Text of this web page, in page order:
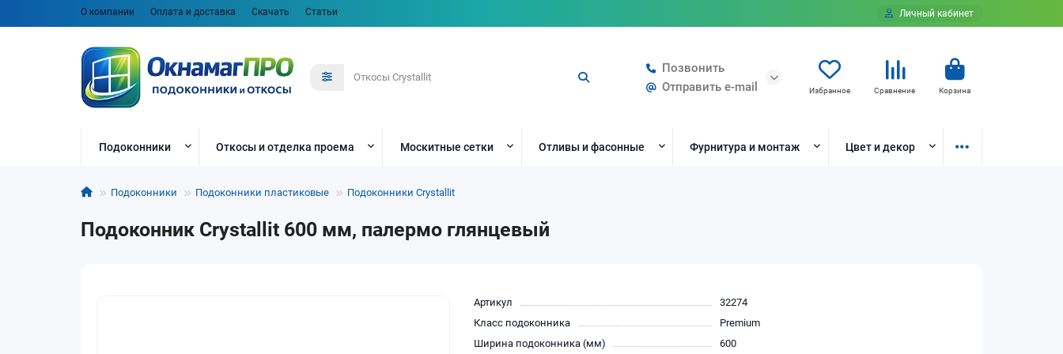
О компании Оплата и доставка Скачать Статьи Личный кабинет
Позвонить
Отправить e-mail
Избранное Сравнение Корзина
Подоконники Откосы и отделка проема Москитные сетки Отливы и фасонные Фурнитура и монтаж Цвет и декор
Подоконники Подоконники пластиковые Подоконники Crystallit
Подоконник Crystallit 600 мм, палермо глянцевый
Артикул
32274
Класс подоконника
Premium
Ширина подоконника (мм)
600